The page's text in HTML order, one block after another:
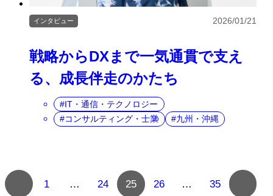
戦略からDXまで一気通貫で支え
る、成長伴走のかたち
インタビュー 2026/01/21
IT・通信・テクノロジー
コンサルティング・士業
九州・沖縄
複
数
1 … 24 25 26 … 35